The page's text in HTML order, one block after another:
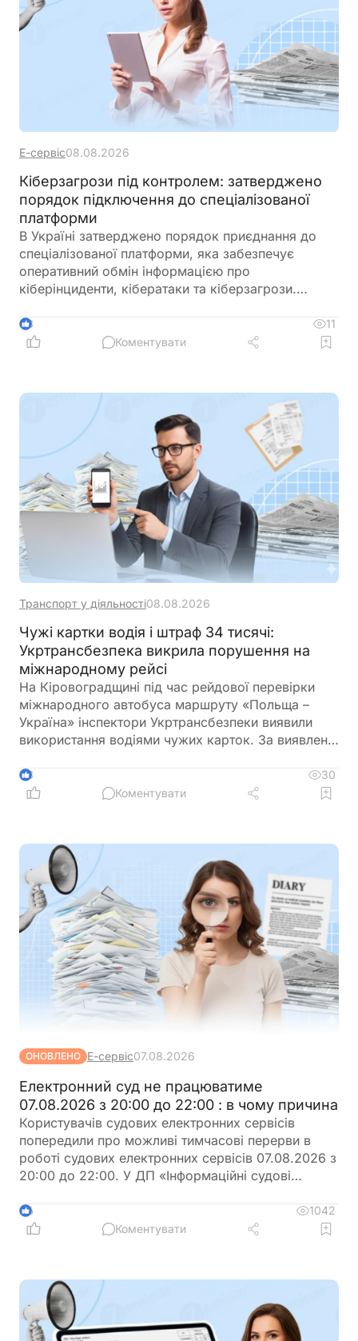
Е-сервіс08.08.2026
Кіберзагрози під контролем: затверджено
порядок підключення до спеціалізованої
платформи
В Україні затверджено порядок приєднання до
спеціалізованої платформи, яка забезпечує
оперативний обмін інформацією про
кіберінциденти, кібератаки та кіберзагрози.
між державними органами, операторами
критичної інфраструктури та іншими суб’єктами
3
11
Коментувати
Транспорт у діяльності08.08.2026
Чужі картки водія і штраф 34 тисячі:
Укртрансбезпека викрила порушення на
міжнародному рейсі
На Кіровоградщині під час рейдової перевірки
міжнародного автобуса маршруту «Польща –
Україна» інспектори Укртрансбезпеки виявили
використання водіями чужих карток. За виявлене
34 тис. грн
3
30
Коментувати
ОНОВЛЕНО Е-сервіс07.08.2026
Електронний суд не працюватиме
07.08.2026 з 20:00 до 22:00 : в чому причина
Користувачів судових електронних сервісів
попередили про можливі тимчасові перерви в
роботі судових електронних сервісів 07.08.2026 з
20:00 до 22:00. У ДП «Інформаційні судові
час планування роботи із сервісами
6
1042
Коментувати